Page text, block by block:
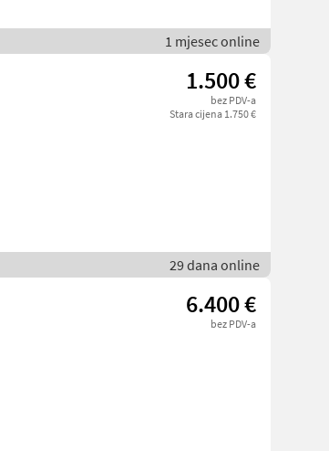
1 mjesec online
1.500 €
bez PDV-a
Stara cijena 1.750 €
29 dana online
6.400 €
bez PDV-a